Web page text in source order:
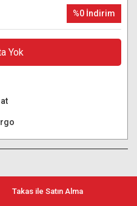
%0 İndirim
Yok
Takas ile Satın Alma